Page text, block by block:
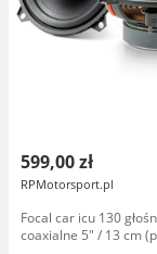
599,00 zł
RPMotorsport.pl
Focal car icu 130
coaxialne 5" / 13 cm